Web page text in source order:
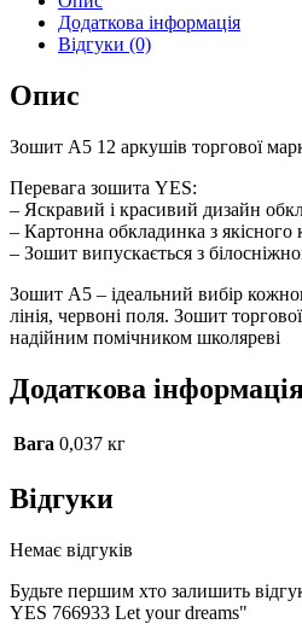
your
dreams
Додаткова інформація
Відгуки (0)
Опис
Зошит А5 12 аркушів торгової
Перевага зошита YES:
– Яскравий і красивий дизайн
– Картонна обкладинка з якісного
– Зошит випускається з
Зошит А5 – ідеальний вибір
лінія, червоні поля. Зошит
надійним помічником школяреві
Додаткова
Вага 0,037 кг
Відгуки
Немає відгуків
Будьте першим хто залишить
YES 766933 Let your dreams"